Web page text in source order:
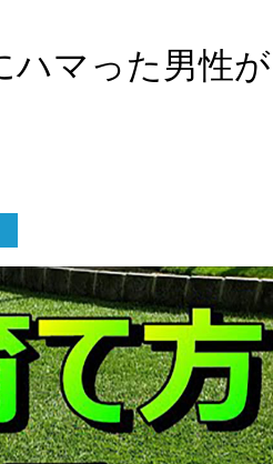
マった男性が